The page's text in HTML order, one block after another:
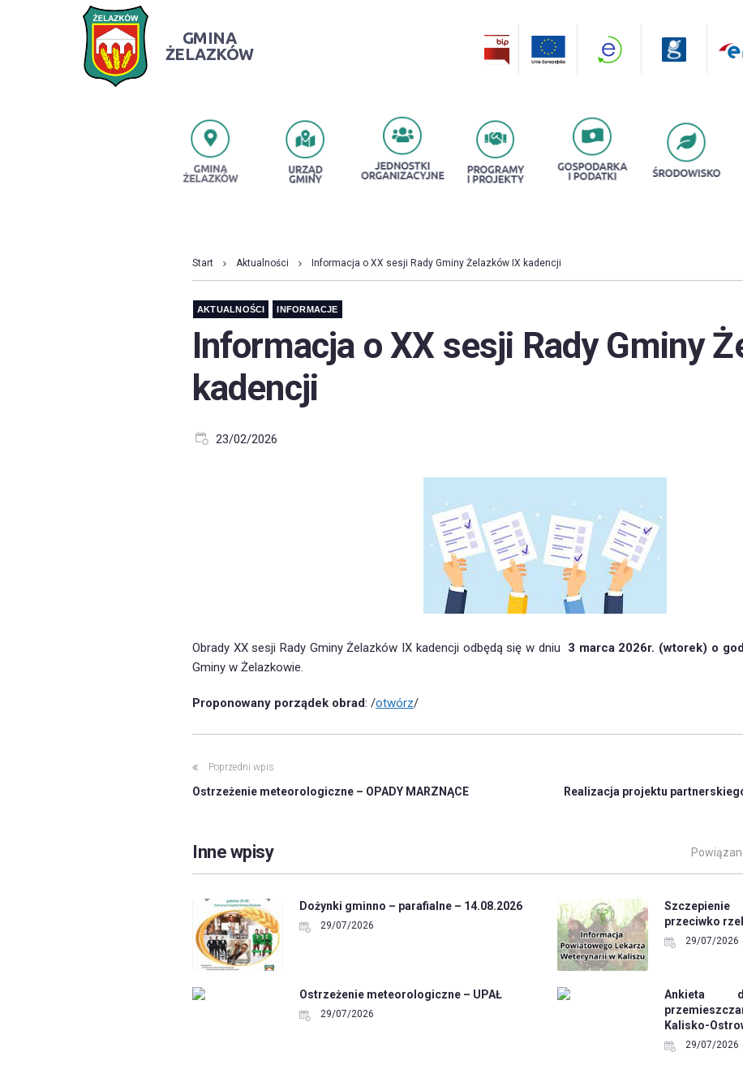
GMINA
ŻELAZKÓW
Start Aktualności Informacja o XX sesji Rady Gminy Żelazków IX kadencji
AKTUALNOŚCI INFORMACJE
Informacja o XX sesji Rady Gminy
kadencji
23/02/2026
Obrady XX sesji Rady Gminy Żelazków IX kadencji odbędą się w dniu 3 marca 2026r. (wtorek) o
Gminy w Żelazkowie.
Proponowany porządek obrad: /otwórz/
Poprzedni wpis
Ostrzeżenie meteorologiczne – OPADY MARZNĄCE
Realizacja projektu
Inne wpisy
Dożynki gminno – parafialne – 14.08.2026
29/07/2026
przeciwko
29/07/2026
Ostrzeżenie meteorologiczne – UPAŁ
29/07/2026
Ankieta
Kalisko-
29/07/2026